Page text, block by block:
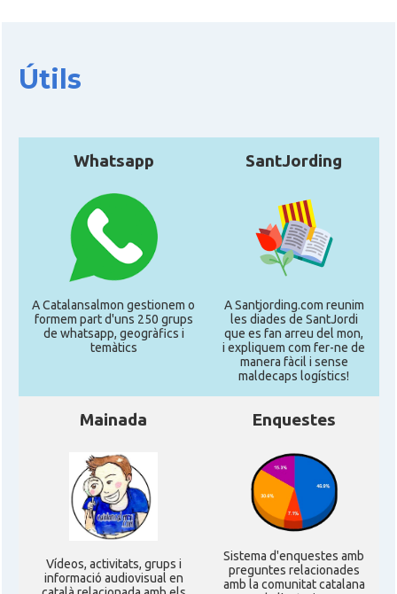
Útils
Whatsapp
A Catalansalmon gestionem o
formem part d'uns 250 grups
de whatsapp, geogràfics i
temàtics
SantJording
A Santjording.com reunim
les diades de SantJordi
que es fan arreu del mon,
i expliquem com fer-ne de
manera fàcil i sense
maldecaps logí­stics!
Mainada
Ví­deos, activitats, grups i
informació audiovisual en
Enquestes
Sistema d'enquestes amb
preguntes relacionades
amb la comunitat catalana